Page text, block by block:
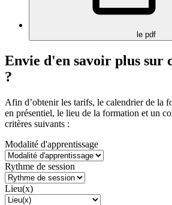
le pdf
Envie d'en savoir plus sur
?
Afin d’obtenir les tarifs, le calendrier de la
en présentiel, le lieu de la formation et un
critères suivants :
Modalité d'apprentissage
Rythme de session
Lieu(x)